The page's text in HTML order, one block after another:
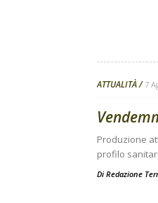
ATTUALITÀ 7
Produzione
profilo
Di Redazione